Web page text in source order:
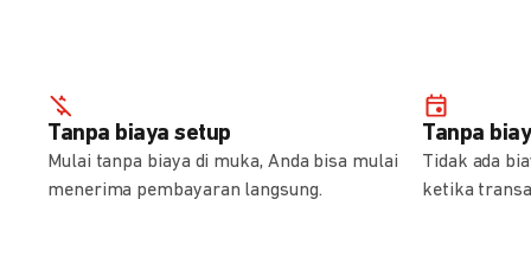
Tanpa biaya setup
Mulai tanpa biaya di muka, Anda bisa mulai
menerima pembayaran langsung.
Tanpa
Tidak ada
ketika